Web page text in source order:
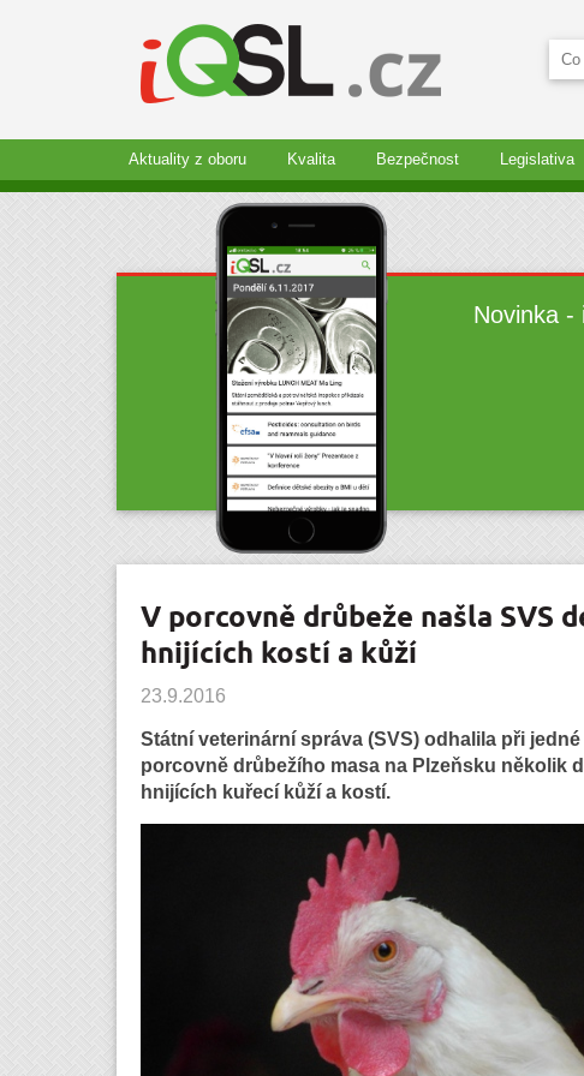
Aktuality z oboru Kvalita Bezpečnost Legislativa
Novinka -
V porcovně drůbeže našla SVS
hnijících kostí a kůží
23.9.2016
Státní veterinární správa (SVS) odhalila při
porcovně drůbežího masa na Plzeňsku několik
hnijících kuřecí kůží a kostí.